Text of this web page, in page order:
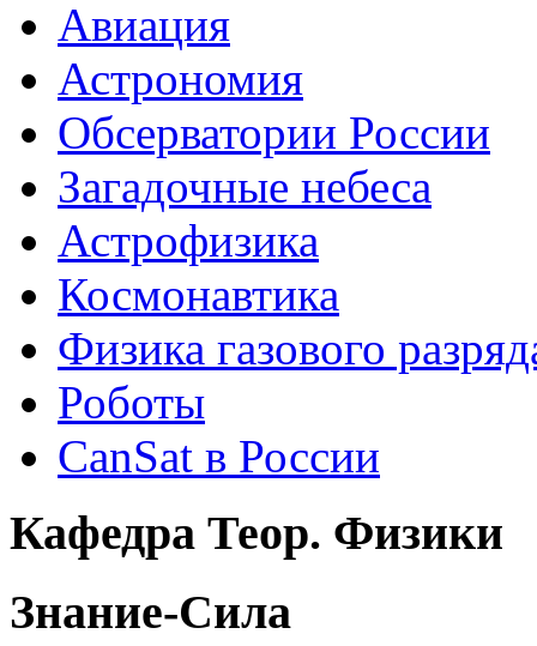
Авиация
Астрономия
Обсерватории России
Загадочные небеса
Астрофизика
Космонавтика
Физика газового
Роботы
CanSat в России
Кафедра Теор. Физики
Знание-Сила